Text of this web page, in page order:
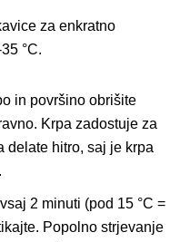
za enkratno
°C.
in površino obrišite
Krpa zadostuje za
delate hitro, saj je krpa
2 minuti (pod 15 °C =
Popolno strjevanje